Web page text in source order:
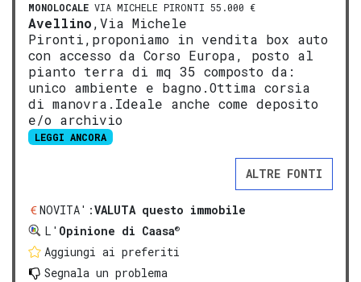
MONOLOCALE VIA MICHELE PIRONTI 55.000 €
Avellino,Via Michele
Pironti,proponiamo in vendita box auto
con accesso da Corso Europa, posto al
pianto terra di mq 35 composto da:
unico ambiente e bagno.Ottima corsia
di manovra.Ideale anche come deposito
e/o archivio
LEGGI ANCORA
ALTRE FONTI
NOVITA':VALUTA questo immobile
L' Opinione di Caasa®
Aggiungi ai preferiti
Segnala un problema